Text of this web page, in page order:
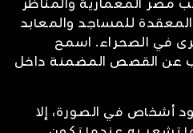
مصر المعمارية والمناظر
للمساجد والمعابد
في الصحراء. اسمح
عن القصص المضمنة داخل
أشخاص في الصورة، إلا
تشعر به عندما تكون